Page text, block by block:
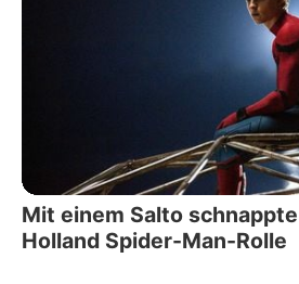
Mit einem Salto
Holland Spider-Man-Rolle